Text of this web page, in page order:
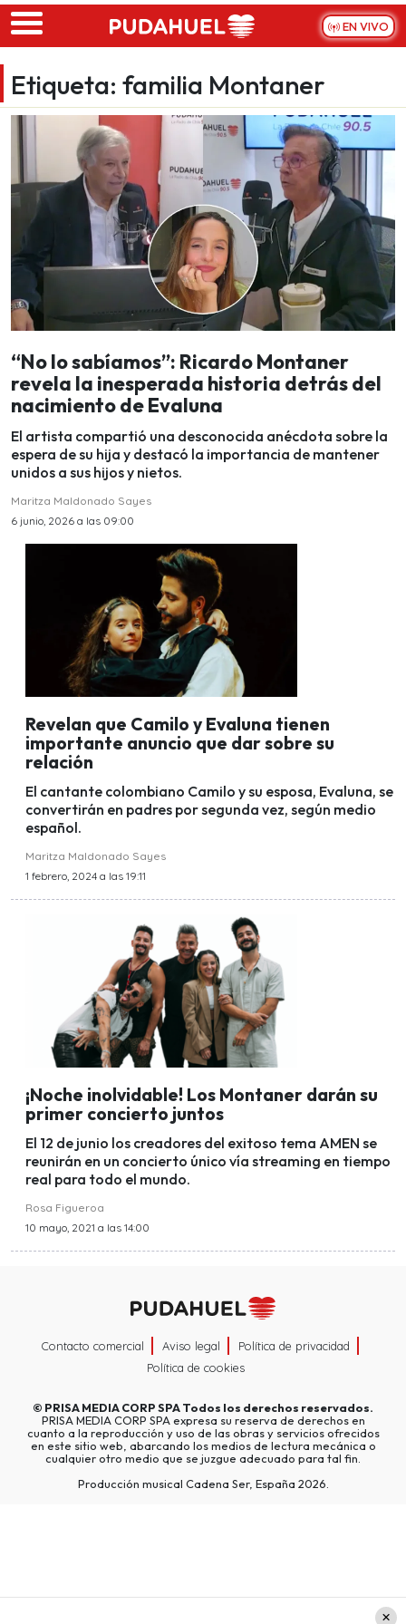
Skip to main content
EN VIVO
Etiqueta: familia Montaner
“No lo sabíamos”: Ricardo Montaner
revela la inesperada historia detrás del
nacimiento de Evaluna
El artista compartió una desconocida anécdota sobre la
espera de su hija y destacó la importancia de mantener
unidos a sus hijos y nietos.
Maritza Maldonado Sayes
6 junio, 2026 a las 09:00
Revelan que Camilo y Evaluna tienen
importante anuncio que dar sobre su
relación
El cantante colombiano Camilo y su esposa, Evaluna, se
convertirán en padres por segunda vez, según medio
español.
Maritza Maldonado Sayes
1 febrero, 2024 a las 19:11
¡Noche inolvidable! Los Montaner darán su
primer concierto juntos
El 12 de junio los creadores del exitoso tema AMEN se
reunirán en un concierto único vía streaming en tiempo
real para todo el mundo.
Rosa Figueroa
10 mayo, 2021 a las 14:00
Contacto comercial Aviso legal
Política de privacidad
Política de cookies
© PRISA MEDIA CORP SPATodos los derechos reservados.
PRISA MEDIA CORP SPA expresa su reserva de derechos en
cuanto a la reproducción y uso de las obras y servicios ofrecidos
en este sitio web, abarcando los medios de lectura mecánica o
cualquier otro medio que se juzgue adecuado para tal fin.
Producción musical Cadena Ser, España 2026.